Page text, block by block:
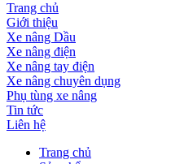
Trang chủ
Giới thiệu
Xe nâng Dầu
Xe nâng điện
Xe nâng tay điện
Xe nâng chuyên dụng
Phụ tùng xe nâng
Tin tức
Liên hệ
Trang chủ